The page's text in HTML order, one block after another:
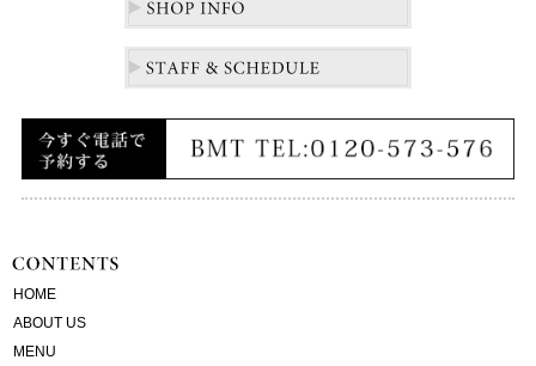
HOME
ABOUT US
MENU